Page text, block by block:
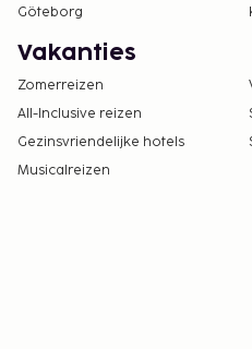
Göteborg
Vakanties
Zomerreizen
All-Inclusive reizen
Gezinsvriendelijke hotels
Musicalreizen